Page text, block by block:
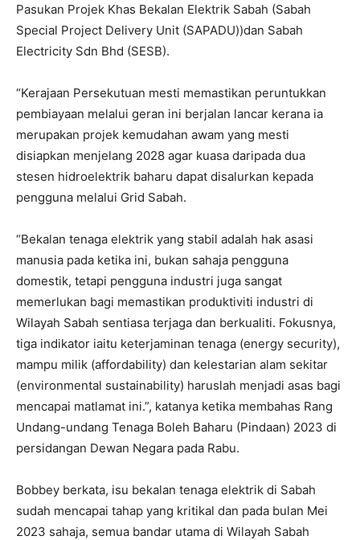
Pasukan Projek Khas Bekalan Elektrik Sabah (Sabah
Special Project Delivery Unit (SAPADU))dan Sabah
Electricity Sdn Bhd (SESB).
“Kerajaan Persekutuan mesti memastikan peruntukkan
pembiayaan melalui geran ini berjalan lancar kerana ia
merupakan projek kemudahan awam yang mesti
disiapkan menjelang 2028 agar kuasa daripada dua
stesen hidroelektrik baharu dapat disalurkan kepada
pengguna melalui Grid Sabah.
“Bekalan tenaga elektrik yang stabil adalah hak asasi
manusia pada ketika ini, bukan sahaja pengguna
domestik, tetapi pengguna industri juga sangat
memerlukan bagi memastikan produktiviti industri di
Wilayah Sabah sentiasa terjaga dan berkualiti. Fokusnya,
tiga indikator iaitu keterjaminan tenaga (energy security),
mampu milik (affordability) dan kelestarian alam sekitar
(environmental sustainability) haruslah menjadi asas bagi
mencapai matlamat ini.”, katanya ketika membahas Rang
Undang-undang Tenaga Boleh Baharu (Pindaan) 2023 di
persidangan Dewan Negara pada Rabu.
Bobbey berkata, isu bekalan tenaga elektrik di Sabah
sudah mencapai tahap yang kritikal dan pada bulan Mei
2023 sahaja, semua bandar utama di Wilayah Sabah